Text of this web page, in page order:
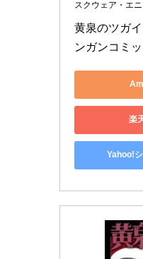
スクウェア・エ
黄泉のツガ
ンガンコミ
楽
Yahoo!